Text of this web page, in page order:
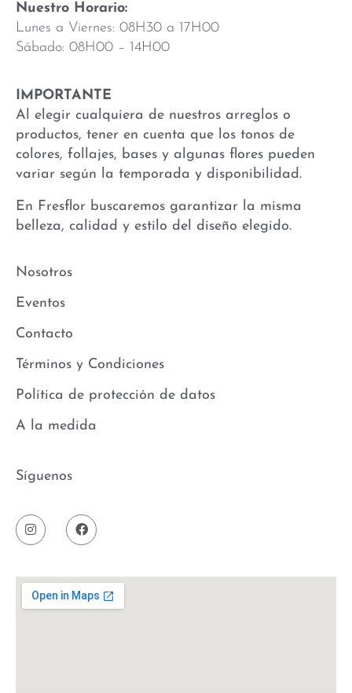
Nuestro Horario:
Lunes a Viernes: 08H30 a 17H00
Sábado: 08H00 – 14H00
IMPORTANTE
Al elegir cualquiera de nuestros arreglos o
productos, tener en cuenta que los tonos de
colores, follajes, bases y algunas flores pueden
variar según la temporada y disponibilidad.
En Fresflor buscaremos garantizar la misma
belleza, calidad y estilo del diseño elegido.
Nosotros
Eventos
Contacto
Términos y Condiciones
Política de protección de datos
A la medida
Síguenos